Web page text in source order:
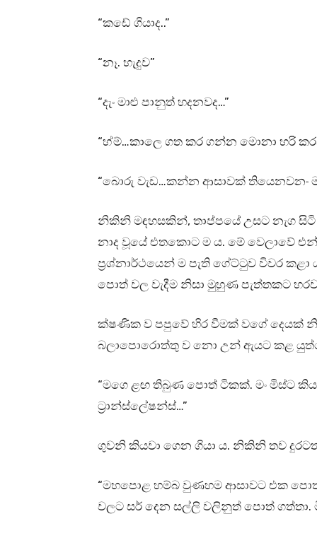
“කඩේ ගියාද..”
“නෑ. හැදුව”
“දැං මාළු පානුත් හදනවද…”
“හ්ම්…කාලෙ ගත කර ගන්න මොනා හරි
“බොරු වැඩ…කන්න ආසාවක් තියෙනවනං
නිකිනි මඳහසකින්, තාප්පයේ උසට නැග
නාද වූයේ එතකොට ම ය. මේ වෙලාවේ
ප්‍රශ්නාර්ථයෙන් ම පැති ගේට්ටුව විවර
පොත් වල වැදීම නිසා මුහුණ පැත්තකට
ක්ෂණික ව පපුවේ හිර වීමක් වගේ දෙයක්
බලාපොරොත්තු ව නො උන් ඇයට කළ
“මගෙ ළඟ තිබුණ පොත් ටිකක්. මං මිස්ට
ට්‍රාන්ස්ලේෂන්ස්…”
ගුවනි කියවා ගෙන ගියා ය. නිකිනි තව
“මහපොළ හම්බ වුණහම ආසාවට එක
වලට සර් දෙන සල්ලි වලිනුත් පොත්